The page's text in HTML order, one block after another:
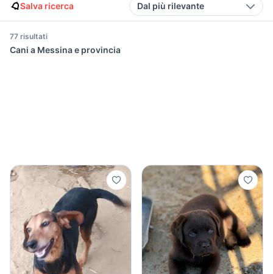
Salva ricerca Dal più rilevante
77 risultati
Cani a Messina e provincia